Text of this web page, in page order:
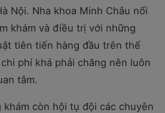
Nội. Nha khoa Minh Châu nổi
khám và điều trị với những
tiên tiến hàng đầu trên thế
phí khá phải chăng nên luôn
tâm.
khám còn hội tụ đội các chuyên